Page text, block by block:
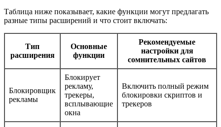
Таблица ниже показывает, какие функции могут предлагать
разные типы расширений и что стоит включать:
Тип
расширения
Основные
функции
Рекомендуемые
настройки для
сомнительных сайтов
Блокировщик
рекламы
Блокирует
рекламу,
трекеры,
всплывающие
окна
Включить полный режим
блокировки скриптов и
трекеров